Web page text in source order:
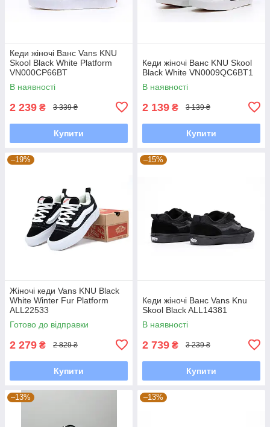
Кеди жіночі Ванс Vans KNU
Skool Black White Platform
VN000CP66BT
В наявності
2 239 ₴ 3 339 ₴
Купити
Кеди жіночі Ванс KNU Skool
Black White VN0009QC6BT1
В наявності
2 139 ₴ 3 139 ₴
Купити
–19%
Жіночі кеди Vans KNU Black
White Winter Fur Platform
ALL22533
Готово до відправки
2 279 ₴ 2 829 ₴
Купити
–15%
Кеди жіночі Ванс Vans Knu
Skool Black ALL14381
В наявності
2 739 ₴ 3 239 ₴
Купити
–13% –13%